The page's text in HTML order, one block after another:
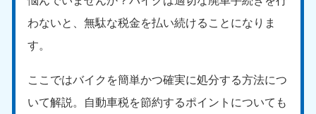
わないと、無駄な税金を払い続けることになりま
す。
ここではバイクを簡単かつ確実に処分する方法につ
いて解説。自動車税を節約するポイントについても